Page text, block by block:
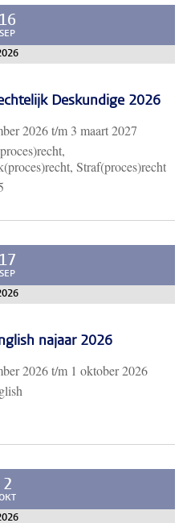
16
SEP
Deskundige 2026
2026t/m 3 maart 2027
Straf(proces)recht
17
SEP
najaar 2026
2026t/m 1 oktober 2026
2